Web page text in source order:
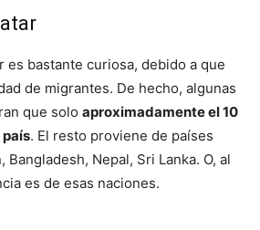
es bastante curiosa, debido a que
de migrantes. De hecho, algunas
que solo aproximadamente el 10
país. El resto proviene de países
Bangladesh, Nepal, Sri Lanka. O, al
es de esas naciones.